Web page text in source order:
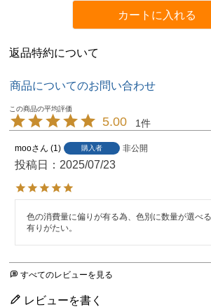
カートに入れる
返品特約について
商品についてのお問い合わせ
5.00 1
moo 1 購入者 非公開
投稿日 2025/07/23
色の消費量に偏りが有る為、色別に数量が選べ
有りがたい。
すべてのレビューを見る
レビューを書く